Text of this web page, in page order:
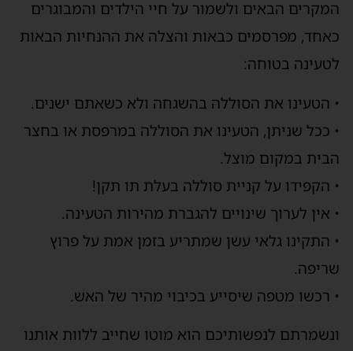
המקרים הבאים ולשמור על חיי הילדים והמבוגרים
כאחד, מפרסמים כבאות והצלה את ההנחיות הבאות
לטעינה בטוחה:
• הטעינו את הסוללה בהשגחה ולא כשאתם ישנים.
• ככל שניתן, הטעינו את הסוללה במרפסת או בחצר
הבית במקום מוצל.
• הקפידו על קניית סוללה בעלת תו תקן!
• אין לערוך שינויים להגברת מהירות הטעינה.
• התקינו גלאי עשן שמתריע בזמן אמת על פרוץ
שריפה.
• רכשו מטפה שיסייע בכיבוי מהיר של האש.
ונשמרתם לנפשותיכם הוא מוטו שחייב ללוות אותנו